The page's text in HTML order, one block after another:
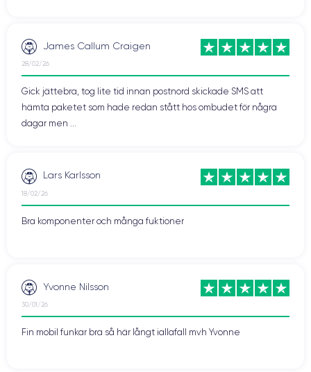
James Callum Craigen
28/02/26
Gick jättebra, tog lite tid innan postnord skickade SMS att
hämta paketet som hade redan stått hos ombudet för några
dagar men ...
Lars Karlsson
18/02/26
Bra komponenter och många fuktioner
Yvonne Nilsson
30/01/26
Fin mobil funkar bra så här långt iallafall mvh Yvonne